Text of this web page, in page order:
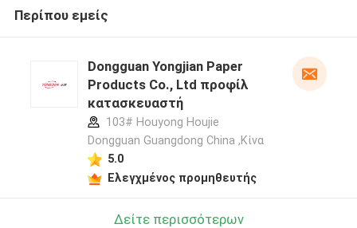
Περίπου εμείς
Dongguan Yongjian Paper
Products Co., Ltd προφίλ
κατασκευαστή
103# Houyong Houjie
Dongguan Guangdong China ,Κίνα
5.0
Ελεγχμένος προμηθευτής
Δείτε περισσότερων